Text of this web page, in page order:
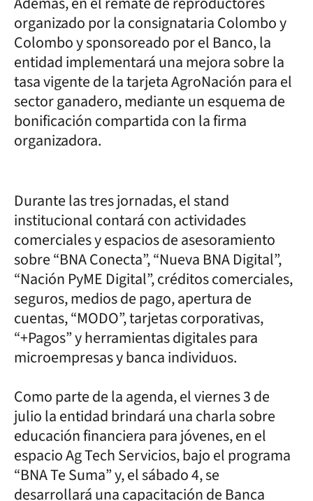
organizado por la consignataria Colombo y
Colombo y sponsoreado por el Banco, la
entidad implementará una mejora sobre la
tasa vigente de la tarjeta AgroNación para el
sector ganadero, mediante un esquema de
bonificación compartida con la firma
organizadora.
Durante las tres jornadas, el stand
institucional contará con actividades
comerciales y espacios de asesoramiento
sobre “BNA Conecta”, “Nueva BNA Digital”,
“Nación PyME Digital”, créditos comerciales,
seguros, medios de pago, apertura de
cuentas, “MODO”, tarjetas corporativas,
“+Pagos” y herramientas digitales para
microempresas y banca individuos.
Como parte de la agenda, el viernes 3 de
julio la entidad brindará una charla sobre
educación financiera para jóvenes, en el
espacio Ag Tech Servicios, bajo el programa
“BNA Te Suma” y, el sábado 4, se
desarrollará una capacitación de Banca